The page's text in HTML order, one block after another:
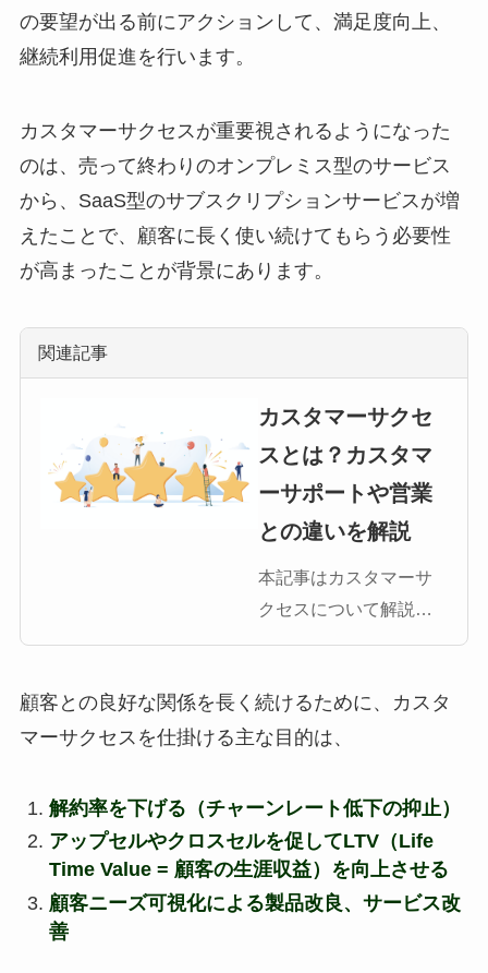
の要望が出る前にアクションして、満足度向上、
継続利用促進を行います。
カスタマーサクセスが重要視されるようになった
のは、売って終わりのオンプレミス型のサービス
から、SaaS型のサブスクリプションサービスが増
えたことで、顧客に長く使い続けてもらう必要性
が高まったことが背景にあります。
関連記事
カスタマーサクセ
スとは？カスタマ
ーサポートや営業
との違いを解説
本記事はカスタマーサ
クセスについて解説を
します。カスタマーサ
はじめ、カスタマーサ
クセスの重要性、およ
や営業との違いなどを
説明しています。本記
事を読むことで、カス
タマーサクセスの体制
顧客との良好な関係を長く続けるために、カスタ
マーサクセスを仕掛ける主な目的は、
解約率を下げる（チャーンレート低下の抑止）
アップセルやクロスセルを促してLTV（Life
Time Value = 顧客の生涯収益）を向上させる
顧客ニーズ可視化による製品改良、サービス改
善